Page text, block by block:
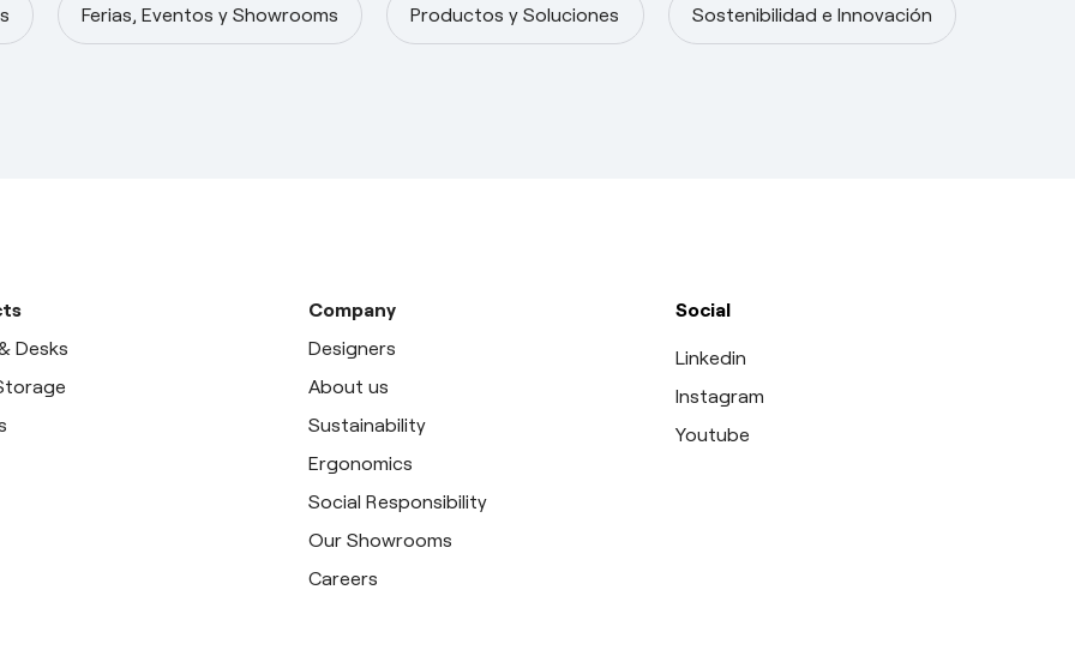
Ferias, Eventos y Showrooms Productos y Soluciones Sostenibilidad e Innovación
Desks
Company
Designers
About us
Sustainability
Ergonomics
Social Responsibility
Our Showrooms
Careers
Social
Linkedin
Instagram
Youtube